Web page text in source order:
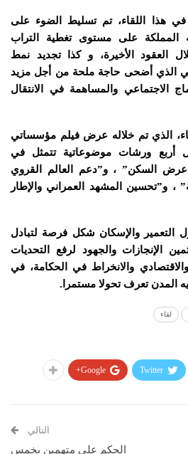
هذا اللقاء، تم تسليط الضوء على
المملكة على مستوى تغطية التراب
العقود الأخيرة، و كذا تجديد نمط
الذي أضحى حاجة ملحة من أجل مزيد
الاجتماعي والمساهمة في الانتقال
الذي تم خلاله عرض فيلم مؤسساتي
أربع ورشات موضوعاتية تتمثل في
السكن” ، و”دعم العالم القروي
، و”تحسين المشهد العمراني والإطار
التعمير والإسكان شكل فرصة لتبادل
الإنجازات والجهود لرفع التحديات
والانخراط في الحكامة، في
المدن تعرف تحولا مستمرا.
لقاء
Twitter
Google+
التالي
الحكم على متهمين بخمس